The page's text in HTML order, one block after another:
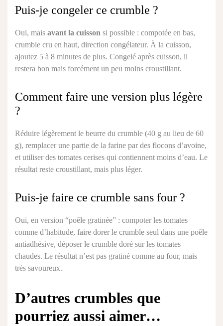
Puis-je congeler ce crumble ?
Oui, mais avant la cuisson si possible : compotée en bas,
crumble cru en haut, direction congélateur. À la cuisson,
ajoutez 5 à 8 minutes de plus. Congelé après cuisson, il
restera bon mais forcément un peu moins croustillant.
Comment faire une version plus légère
?
Réduire légèrement le beurre du crumble (40 g au lieu de 60
g), remplacer une partie de la farine par des flocons d’avoine,
et utiliser des tomates cerises qui contiennent moins d’eau. Le
résultat reste croustillant, mais plus léger.
Puis-je faire ce crumble sans four ?
Oui, en version “poêle gratinée” : compoter les tomates
comme d’habitude, faire dorer le crumble seul dans une poêle
antiadhésive, déposer le crumble doré sur les tomates
chaudes. Le résultat n’est pas gratiné comme au four, mais
très savoureux.
D’autres crumbles que
pourriez aussi aimer…